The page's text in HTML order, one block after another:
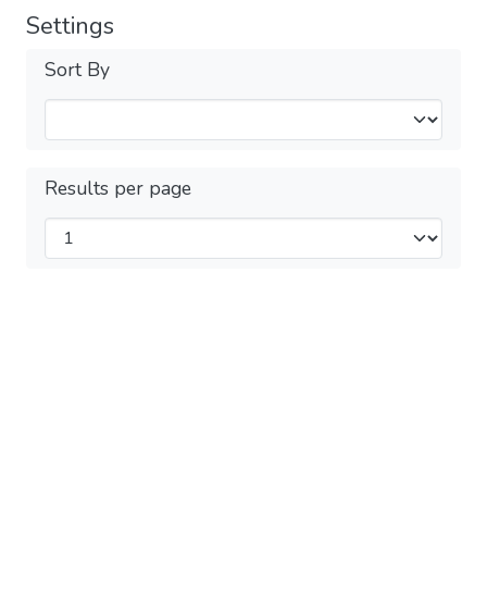
Settings
Sort By
Results per page